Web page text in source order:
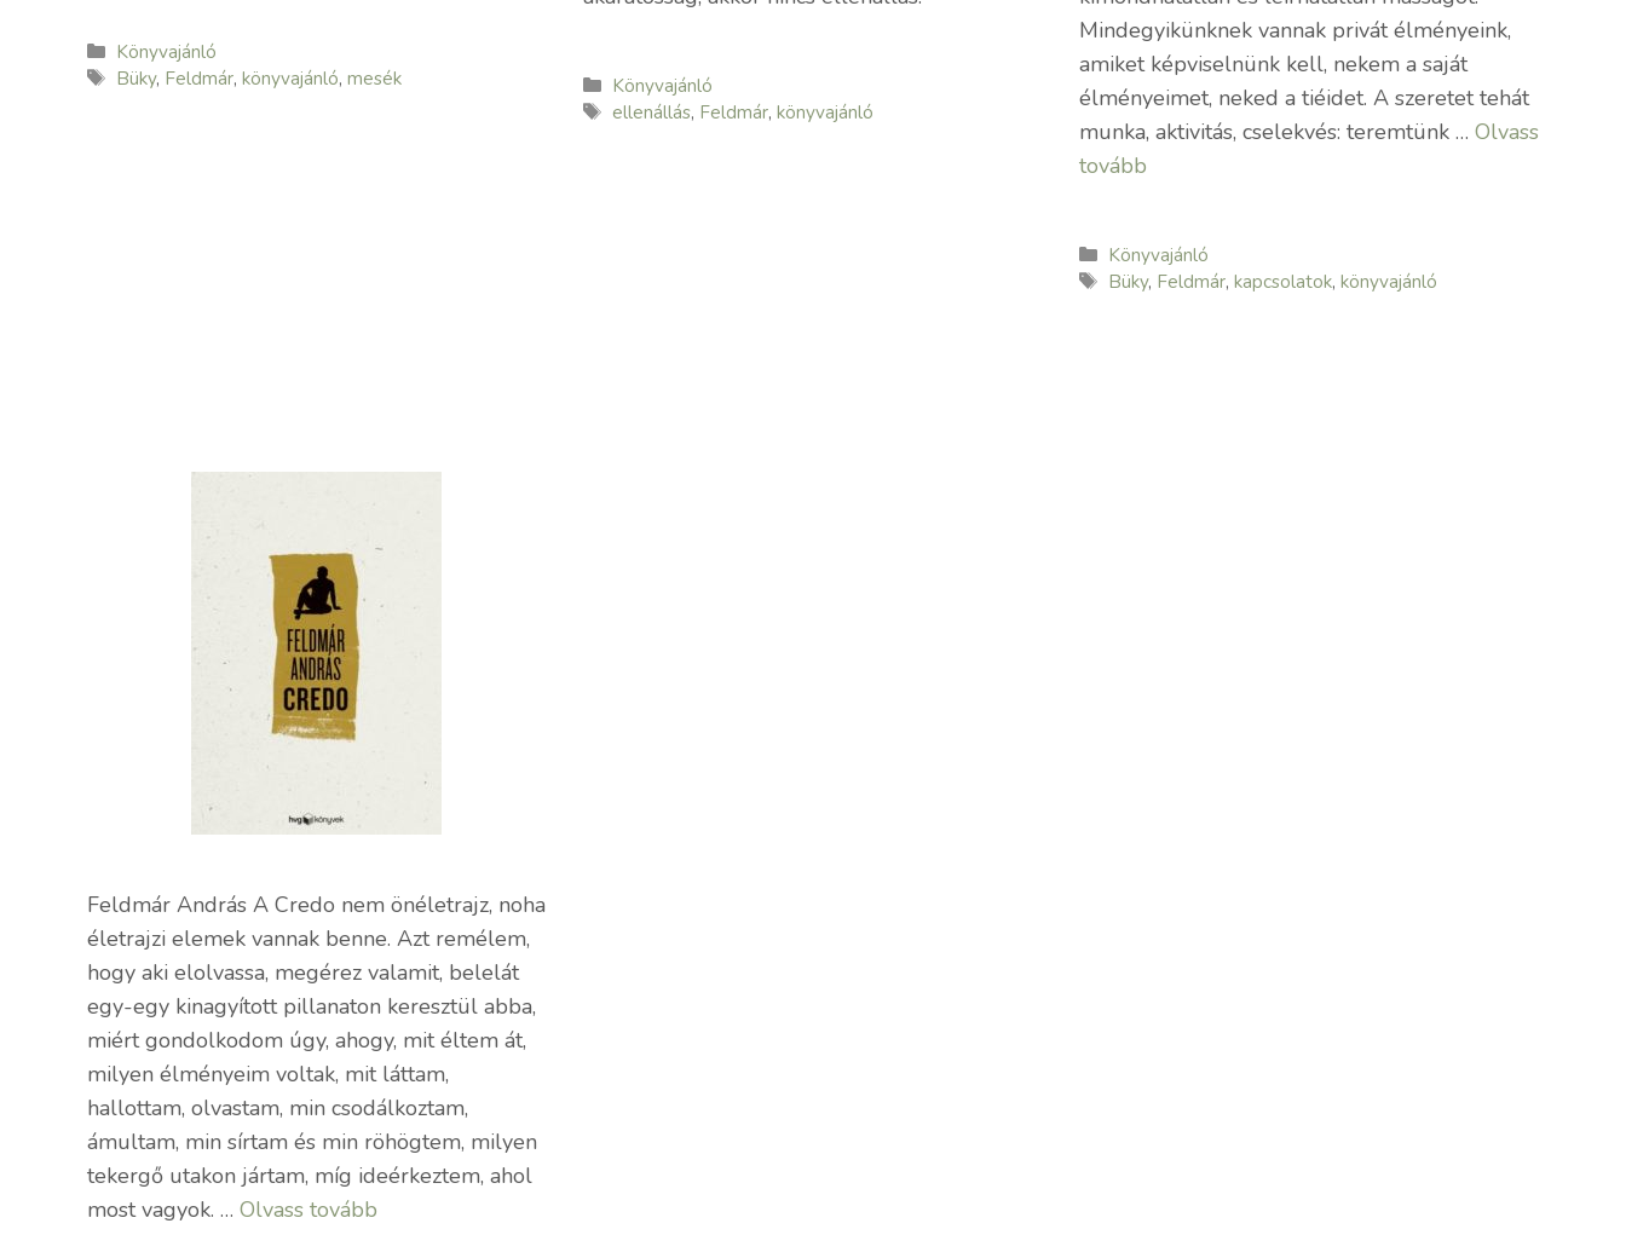
Kategória
Könyvajánló
Címkék
Büky, Feldmár,könyvajánló,mesék Kategória
Könyvajánló
Címkék
ellenállás, Feldmár,könyvajánló
Mindegyikünknek vannak privát élményeink,
amiket képviselnünk kell, nekem a saját
élményeimet, neked a tiéidet. A szeretet tehát
munka, aktivitás, cselekvés: teremtünk … Olvass
tovább
Kategória
Könyvajánló
Címkék
Büky, Feldmár,kapcsolatok,könyvajánló
Feldmár András A Credo nem önéletrajz, noha
életrajzi elemek vannak benne. Azt remélem,
hogy aki elolvassa, megérez valamit, belelát
egy-egy kinagyított pillanaton keresztül abba,
miért gondolkodom úgy, ahogy, mit éltem át,
milyen élményeim voltak, mit láttam,
hallottam, olvastam, min csodálkoztam,
ámultam, min sírtam és min röhögtem, milyen
tekergő utakon jártam, míg ideérkeztem, ahol
most vagyok. … Olvass tovább